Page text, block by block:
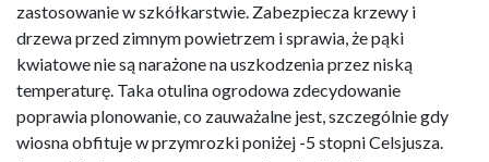
zastosowanie w szkółkarstwie. Zabezpiecza krzewy i
drzewa przed zimnym powietrzem i sprawia, że pąki
kwiatowe nie są narażone na uszkodzenia przez niską
temperaturę. Taka otulina ogrodowa zdecydowanie
poprawia plonowanie, co zauważalne jest, szczególnie gdy
wiosna obfituje w przymrozki poniżej -5 stopni Celsjusza.